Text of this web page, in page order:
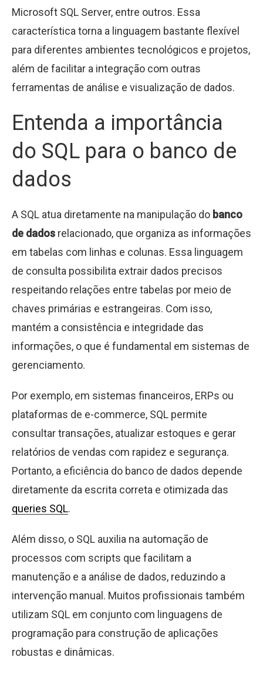
Microsoft SQL Server, entre outros. Essa
característica torna a linguagem bastante flexível
para diferentes ambientes tecnológicos e projetos,
além de facilitar a integração com outras
ferramentas de análise e visualização de dados.
Entenda a importância
do SQL para o banco de
dados
A SQL atua diretamente na manipulação do banco
de dados relacionado, que organiza as informações
em tabelas com linhas e colunas. Essa linguagem
de consulta possibilita extrair dados precisos
respeitando relações entre tabelas por meio de
chaves primárias e estrangeiras. Com isso,
mantém a consistência e integridade das
informações, o que é fundamental em sistemas de
gerenciamento.
Por exemplo, em sistemas financeiros, ERPs ou
plataformas de e-commerce, SQL permite
consultar transações, atualizar estoques e gerar
relatórios de vendas com rapidez e segurança.
Portanto, a eficiência do banco de dados depende
diretamente da escrita correta e otimizada das
queries SQL.
Além disso, o SQL auxilia na automação de
processos com scripts que facilitam a
manutenção e a análise de dados, reduzindo a
intervenção manual. Muitos profissionais também
utilizam SQL em conjunto com linguagens de
programação para construção de aplicações
robustas e dinâmicas.